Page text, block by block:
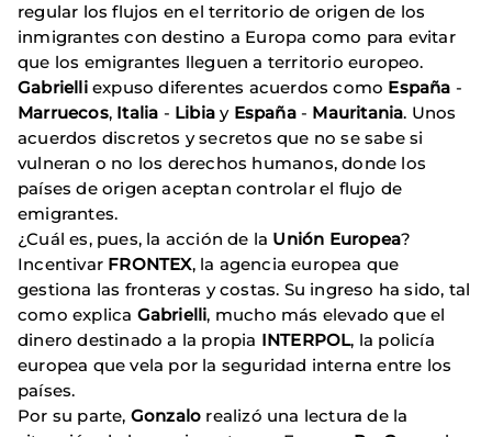
regular los flujos en el territorio de origen de los
inmigrantes con destino a Europa como para evitar
que los emigrantes lleguen a territorio europeo.
Gabrielliexpuso diferentes acuerdos como España -
Marruecos, Italia - Libia y España- Mauritania. Unos
acuerdos discretos y secretos que no se sabe si
vulneran o no los derechos humanos, donde los
países de origen aceptan controlar el flujo de
emigrantes.
¿Cuál es, pues, la acción de la Unión Europea?
Incentivar FRONTEX, la agencia europea que
gestiona las fronteras y costas. Su ingreso ha sido, tal
como explica Gabrielli, mucho más elevado que el
dinero destinado a la propia INTERPOL, la policía
europea que vela por la seguridad interna entre los
países.
Por su parte, Gonzalo realizó una lectura de la